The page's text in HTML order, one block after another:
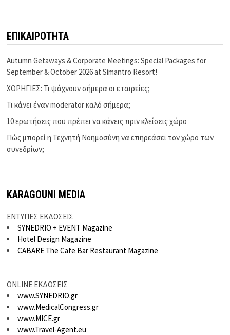
ΕΠΙΚΑΙΡΟΤΗΤΑ
Autumn Getaways & Corporate Meetings: Special Packages for
September & October 2026 at Simantro Resort!
ΧΟΡΗΓΙΕΣ: Τι ψάχνουν σήμερα οι εταιρείες;
Τι κάνει έναν moderator καλό σήμερα;
10 ερωτήσεις που πρέπει να κάνεις πριν κλείσεις χώρο
Πώς μπορεί η Τεχνητή Νοημοσύνη να επηρεάσει τον χώρο των
συνεδρίων;
KARAGOUNI MEDIA
ΕΝΤΥΠΕΣ ΕΚΔΟΣΕΙΣ
SYNEDRIO + EVENT Magazine
Hotel Design Magazine
CABARE The Cafe Bar Restaurant Magazine
ONLINE ΕΚΔΟΣΕΙΣ
www.SYNEDRIO.gr
www.MedicalCongress.gr
www.MICE.gr
www.Travel-Agent.eu